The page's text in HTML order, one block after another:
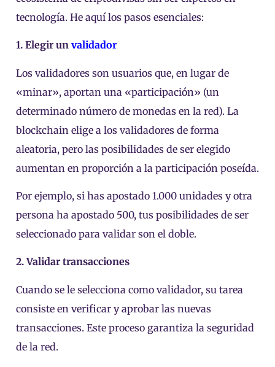
tecnología. He aquí los pasos esenciales:
1. Elegir un validador
Los validadores son usuarios que, en lugar de
«minar», aportan una «participación» (un
determinado número de monedas en la red). La
blockchain elige a los validadores de forma
aleatoria, pero las posibilidades de ser elegido
aumentan en proporción a la participación poseída.
Por ejemplo, si has apostado 1.000 unidades y otra
persona ha apostado 500, tus posibilidades de ser
seleccionado para validar son el doble.
2. Validar transacciones
Cuando se le selecciona como validador, su tarea
consiste en verificar y aprobar las nuevas
transacciones. Este proceso garantiza la seguridad
de la red.